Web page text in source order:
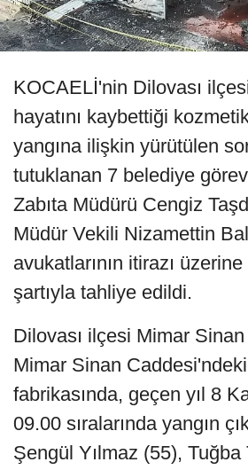
KOCAELİ'nin Dilovası
hayatını kaybettiği
yangına ilişkin yürütülen
tutuklanan 7 belediye
Zabıta Müdürü Cengiz
Müdür Vekili Nizamettin
avukatlarının itirazı
şartıyla tahliye edildi.
Dilovası ilçesi Mimar
Mimar Sinan
fabrikasında, geçen yıl 8
09.00 sıralarında yangın
Şengül Yılmaz (55), Tuğba